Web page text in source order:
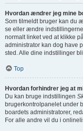
Hvordan ændrer jeg mine
Som tilmeldt bruger kan du
se eller ændre
normalt linket ved at klikke
administrator kan dog have
sted. Alle dine indstillinger
Top
Hvordan forhindrer jeg at
Du kan bruge indstillingen
brugerkontrolpanelet under
boardets administratorer,
For alle andre vil du i